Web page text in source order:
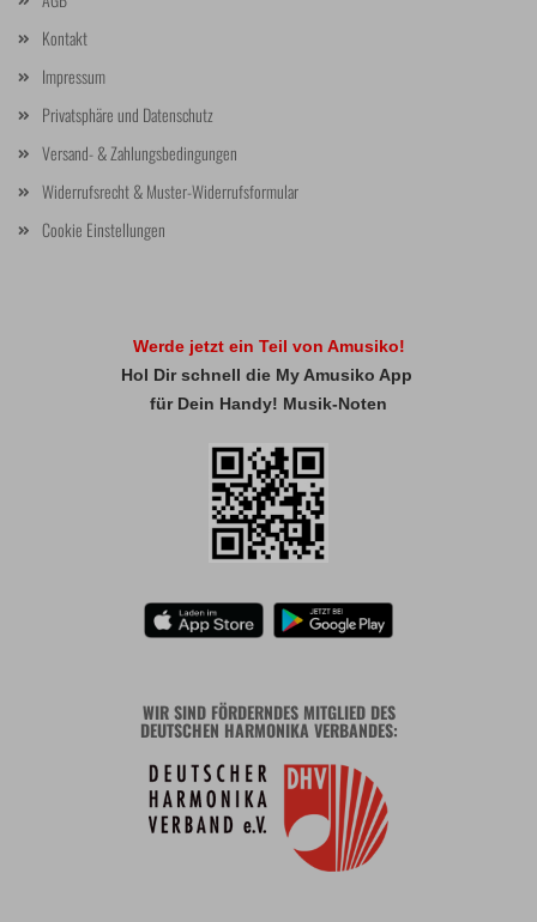
Kontakt
Impressum
Privatsphäre und Datenschutz
Versand- & Zahlungsbedingungen
Widerrufsrecht & Muster-Widerrufsformular
Cookie Einstellungen
Werde jetzt ein Teil von Amusiko!
Hol Dir schnell die My Amusiko App
für Dein Handy! Musik-Noten
WIR SIND FÖRDERNDES MITGLIED DES
DEUTSCHEN HARMONIKA VERBANDES: